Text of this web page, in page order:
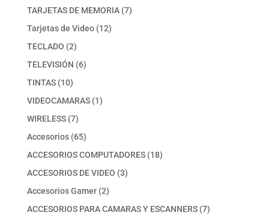
productos
TARJETAS DE MEMORIA 77
Tarjetas de Video 1212
TECLADO 22
productos
TELEVISIÓN 66
TINTAS 1010
productos
VIDEOCAMARAS 11
WIRELESS 77
productos
Accesorios 6565
productos
ACCESORIOS COMPUTADORES 1818
ACCESORIOS DE VIDEO 33
Accesorios Gamer 22
productos
ACCESORIOS PARA CAMARAS Y ESCANNERS 77